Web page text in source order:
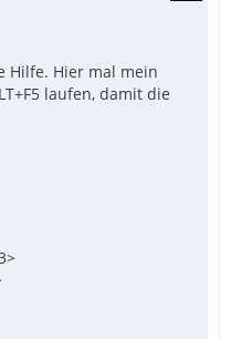
Hilfe. Hier mal mein
laufen, damit die